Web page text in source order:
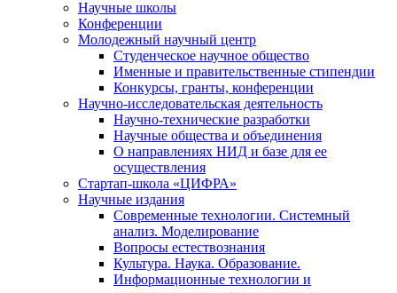
Научные школы
Конференции
Молодежный научный центр
Студенческое научное общество
Именные и правительственные стипендии
Конкурсы, гранты, конференции
Научно-исследовательская деятельность
Научно-технические разработки
Научные общества и объединения
О направлениях НИД и базе для ее
осуществления
Стартап-школа «ЦИФРА»
Научные издания
Современные технологии. Системный
анализ. Моделирование
Вопросы естествознания
Культура. Наука. Образование.
Информационные технологии и